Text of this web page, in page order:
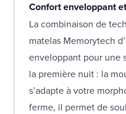
Confort enveloppant
La combinaison de
matelas Memorytech
enveloppant pour une
la première nuit : la
s’adapte à votre
ferme, il permet de